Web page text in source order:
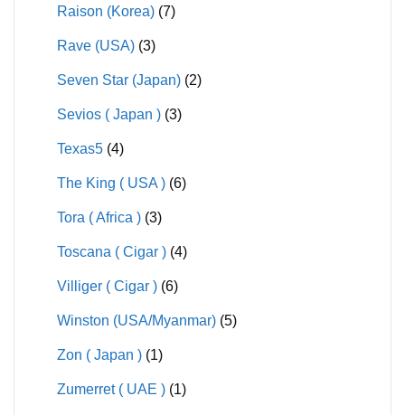
Raison (Korea) (7)
Rave (USA) (3)
Seven Star (Japan) (2)
Sevios ( Japan ) (3)
Texas5 (4)
The King ( USA ) (6)
Tora ( Africa ) (3)
Toscana ( Cigar ) (4)
Villiger ( Cigar ) (6)
Winston (USA/Myanmar) (5)
Zon ( Japan ) (1)
Zumerret ( UAE ) (1)